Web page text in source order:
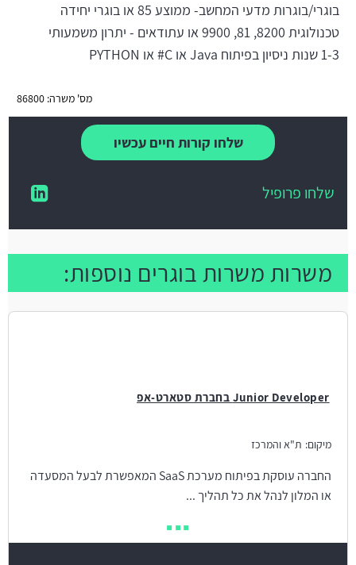
בוגרי/בוגרות מדעי המחשב- ממוצע 85 או בוגרי יחידה
טכנולוגית 8200, 81, 9900 או עתודאים - יתרון משמעותי
1-3 שנות ניסיון בפיתוח Java או C# או PYTHON
מס' משרה: 86800
שלחו קורות חיים עכשיו
שלחו פרופיל
משרות משרות בוגרים נוספות:
Junior Developer בחברת סטארט-אפ
מיקום: ת"א והמרכז
החברה עוסקת בפיתוח מערכת SaaS המאפשרת לבעל המסעדה
או המלון לנהל את כל תהליך ...